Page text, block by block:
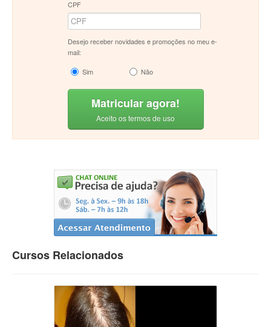
CPF
Desejo receber novidades e promoções no meu e-
mail:
Sim
Não
Matricular agora!
Aceito os termos de uso
Cursos Relacionados